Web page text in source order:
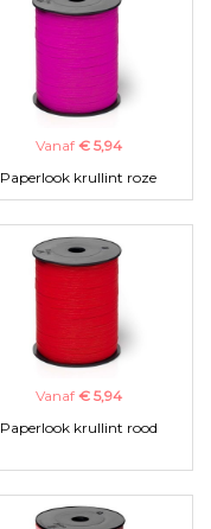
Vanaf € 5,94
Paperlook krullint roze
Vanaf € 5,94
Paperlook krullint rood